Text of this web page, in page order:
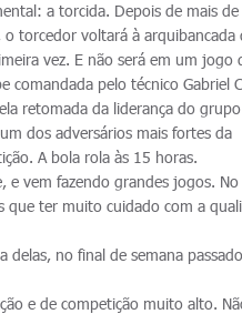
a torcida. Depois de mais
o torcedor voltará à arquibancada
vez. E não será em um jogo
comandada pelo técnico Gabriel
retomada da liderança do
dos adversários mais fortes da
A bola rola às 15 horas.
e vem fazendo grandes jogos. No
que ter muito cuidado com a
delas, no final de semana
e de competição muito alto.